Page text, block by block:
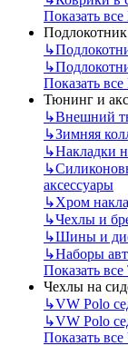
Показать
Подлокотник
↳
↳
Показать
Тюнинг и
↳Внешний
↳Зимняя
↳Накладки
↳
аксессуары
↳Хром
↳Чехлы и
↳Шины и
↳Наборы
Показать
Чехлы на
↳VW Polo
↳VW Polo
Показать